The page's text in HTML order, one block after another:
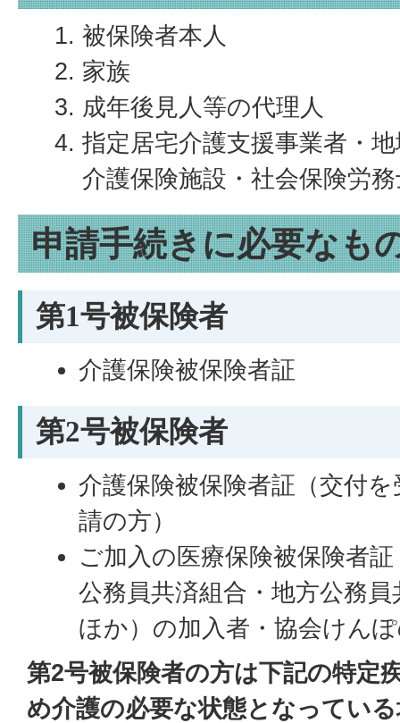
被保険者本人
家族
成年後見人等の代理人
指定居宅介護支援事業者・
介護保険施設・社会保険労
申請手続きに必要なも
第1号被保険者
介護保険被保険者証
第2号被保険者
介護保険被保険者証（交付
請の方）
ご加入の医療保険被保険者
公務員共済組合・地方公務
ほか）の加入者・協会けん
第2号被保険者の方は下記の特定
め介護の必要な状態となってい